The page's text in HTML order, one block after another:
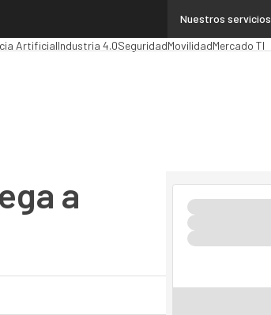
Nuestros servicios
Administración PúblicaMarTechCloud
ArtificialIndustria 4.0SeguridadMovilidadMercado TI
a